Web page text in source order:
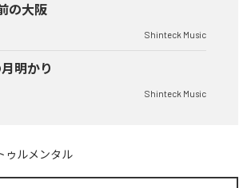
の大阪
Shinteck Music
明かり
Shinteck Music
ゥルメンタル